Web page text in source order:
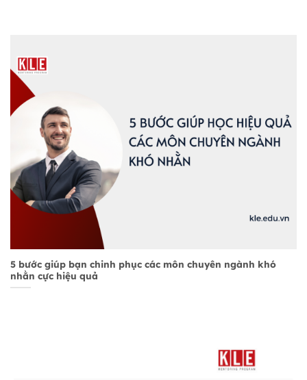
5 bước giúp bạn chinh phục các môn chuyên ngành khó
nhằn cực hiệu quả